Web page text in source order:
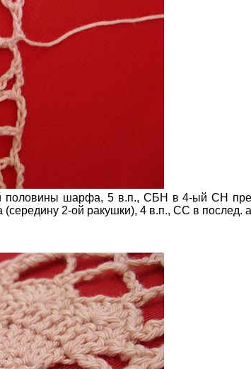
половины шарфа, 5 в.п., СБН в 4-ый СН
2-ой ракушки), 4 в.п., СС в